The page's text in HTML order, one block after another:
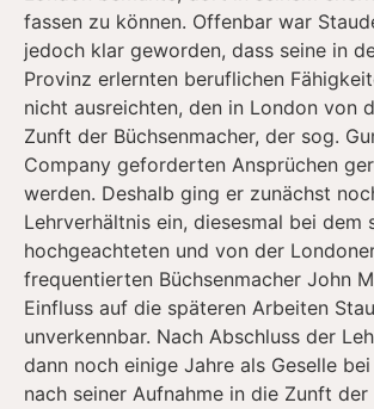
fassen zu können. Offenbar war
jedoch klar geworden, dass seine in
Provinz erlernten beruflichen
nicht ausreichten, den in London von
Zunft der Büchsenmacher, der sog.
Company geforderten Ansprüchen
werden. Deshalb ging er zunächst
Lehrverhältnis ein, diesesmal bei dem
hochgeachteten und von der
frequentierten Büchsenmacher John
Einfluss auf die späteren Arbeiten
unverkennbar. Nach Abschluss der
dann noch einige Jahre als Geselle
nach seiner Aufnahme in die Zunft